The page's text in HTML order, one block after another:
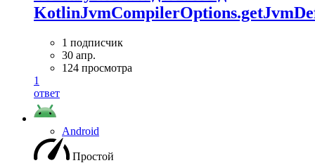
1 подписчик
30 апр.
124 просмотра
1
ответ
Android
Простой